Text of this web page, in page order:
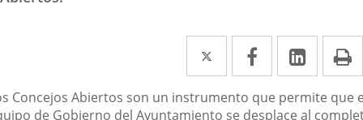
Twitter
Enlace
a
una
Facebook
Enlace
a
una
Enlace
a
una
Concejos Abiertos son un instrumento que permite que
de Gobierno del Ayuntamiento se desplace al